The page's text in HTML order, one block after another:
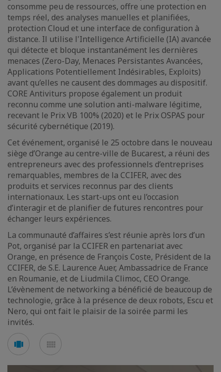
consomme peu de ressources, offre une protection en
temps réel, des analyses manuelles et planifiées,
protection Cloud et une interface de configuration à
distance. Il utilise l'Intelligence Artificielle (IA) avancée
qui détecte et bloque instantanément les dernières
menaces (Zero-Day, Menaces Persistantes Avancées,
Applications Potentiellement Indésirables, Exploits)
avant qu’elles ne causent des dommages au dispositif.
CORE Antiviturs propose également un produit
reconnu comme une solution anti-malware légitime,
recevant le Prix VB 100% (2020) et le Prix OSPAS pour
sécurité cybernétique (2019).
Cet événement, organisé le 25 octobre dans le nouveau
siège d’Orange au centre-ville de Bucarest, a réuni des
entrepreneurs avec des professionnels d’entreprises
remarquables, membres de la CCIFER, avec des
produits et services reconnus par des clients
internationaux. Les start-ups ont eu l’occasion
d’interagir et de planifier de futures rencontres pour
échanger leurs expériences.
La communauté d’affaires s’est réunie après lors d’un
Pot, organisé par la CCIFER en partenariat avec
Orange, en présence de François Coste, Président de la
CCIFER, de S.E. Laurence Auer, Ambassadrice de France
en Roumanie, et de Liudmila Climoc, CEO Orange.
L’évènement de networking a bénéficié de beaucoup de
technologie, grâce à la présence de deux robots, Escu et
Nero, qui ont fait le plaisir de la soirée parmi les
invités.
Voir
en
en